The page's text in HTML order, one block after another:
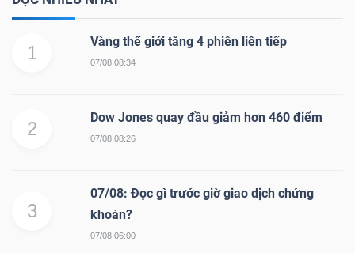
1
Vàng thế giới tăng 4 phiên liên tiếp
07/08 08:34
2
Dow Jones quay đầu giảm hơn 460 điểm
07/08 08:26
3
07/08: Đọc gì trước giờ giao dịch chứng
khoán?
07/08 06:00